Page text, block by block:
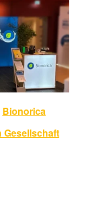
Bionorica
Gesellschaft